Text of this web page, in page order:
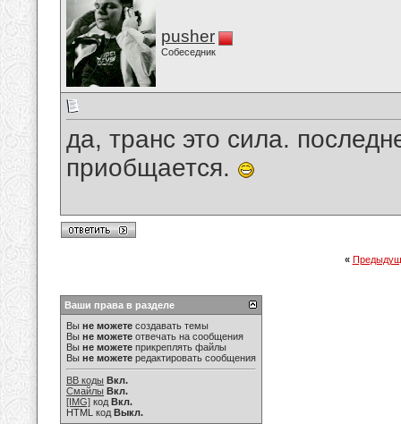
pusher
Собеседник
да, транс это сила.
приобщается.
«
Ваши права в разделе
Вы не можете создавать темы
Вы не можете отвечать на сообщения
Вы не можете прикреплять файлы
Вы не можете редактировать сообщения
BB коды Вкл.
Смайлы Вкл.
[IMG] код Вкл.
HTML код Выкл.